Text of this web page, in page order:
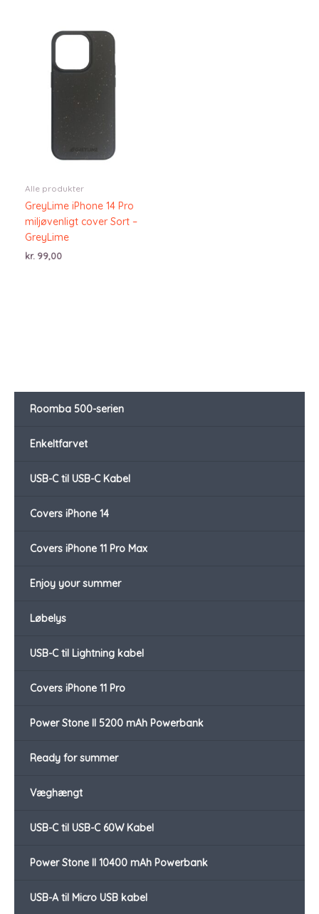
Roomba 500-serien
Enkeltfarvet
USB-C til USB-C Kabel
Covers iPhone 14
Covers iPhone 11 Pro Max
Enjoy your summer
Løbelys
USB-C til Lightning kabel
Covers iPhone 11 Pro
Power Stone II 5200 mAh Powerbank
Ready for summer
Væghængt
USB-C til USB-C 60W Kabel
Power Stone II 10400 mAh Powerbank
USB-A til Micro USB kabel
Alle produkter
GreyLime iPhone 14 Pro
miljøvenligt cover Sort –
GreyLime
kr. 99,00